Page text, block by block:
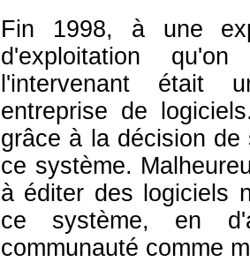
Fin 1998, à une
d'exploitation
l'intervenant était
entreprise de
grâce à la décision
ce système.
à éditer des logiciels
ce système, en
communauté comme